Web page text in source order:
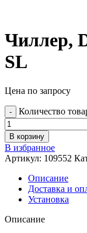
Чиллер,
SL
Цена по запросу
Количество
В корзину
В избранное
Артикул: 109552
Описание
Доставка и
Установка
Описание